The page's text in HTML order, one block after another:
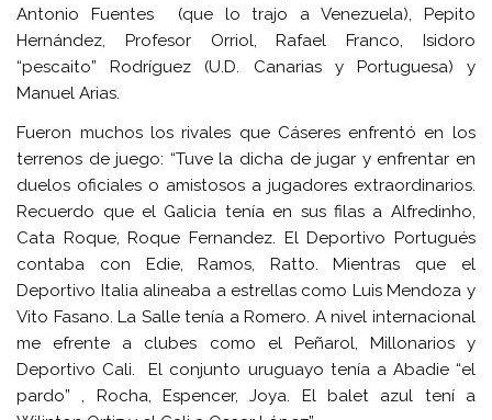
Antonio Fuentes (que lo trajo a Venezuela), Pepito
Hernández, Profesor Orriol, Rafael Franco, Isidoro
“pescaito” Rodríguez (U.D. Canarias y Portuguesa) y
Manuel Arias.
Fueron muchos los rivales que Cáseres enfrentó en los
terrenos de juego: “Tuve la dicha de jugar y enfrentar en
duelos oficiales o amistosos a jugadores extraordinarios.
Recuerdo que el Galicia tenía en sus filas a Alfredinho,
Cata Roque, Roque Fernandez. El Deportivo Portugués
contaba con Edie, Ramos, Ratto. Mientras que el
Deportivo Italia alineaba a estrellas como Luis Mendoza y
Vito Fasano. La Salle tenía a Romero. A nivel internacional
me efrente a clubes como el Peñarol, Millonarios y
Deportivo Cali. El conjunto uruguayo tenía a Abadie “el
pardo” , Rocha, Espencer, Joya. El balet azul tení a